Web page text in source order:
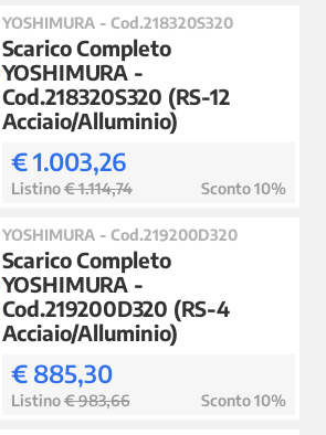
YOSHIMURA - Cod.218320S320
Scarico Completo
YOSHIMURA -
Cod.218320S320 (RS-12
Acciaio/Alluminio)
€ 1.003,26
Listino€ 1.114,74 Sconto 10%
YOSHIMURA - Cod.219200D320
Scarico Completo
YOSHIMURA -
Cod.219200D320 (RS-4
Acciaio/Alluminio)
€ 885,30
Listino€ 983,66 Sconto 10%